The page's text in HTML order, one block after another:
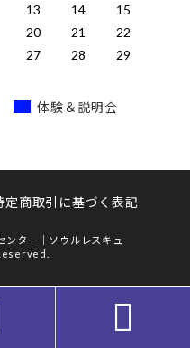
13 14
15
20 21
22
27 28
29
体験＆説明会
定商取引に基づく表記
ター｜ソウルレスキュ
